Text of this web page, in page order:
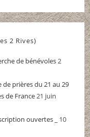
2 Rives)
de bénévoles2
de prières du 21 au 29
de France21 juin
ouvertes _
10